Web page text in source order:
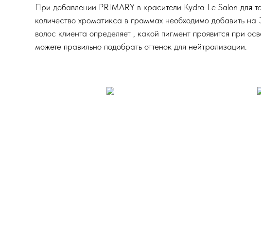
При добавлении PRIMARY в красители Kydra Le Salon для
количество хроматикса в граммах необходимо добавить
волос клиента определяет , какой пигмент проявится при
можете правильно подобрать оттенок для нейтрализации.